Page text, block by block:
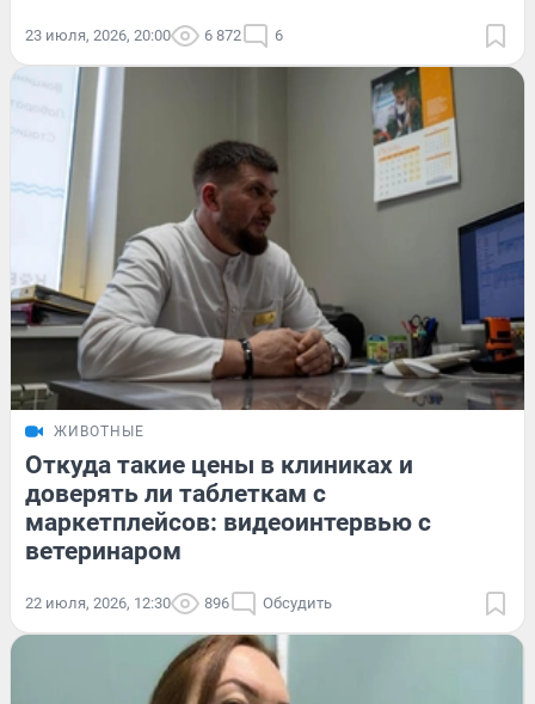
23 июля, 2026, 20:00 6 872 6
ЖИВОТНЫЕ
Откуда такие цены в клиниках и
доверять ли таблеткам с
маркетплейсов: видеоинтервью с
ветеринаром
22 июля, 2026, 12:30 896 Обсудить